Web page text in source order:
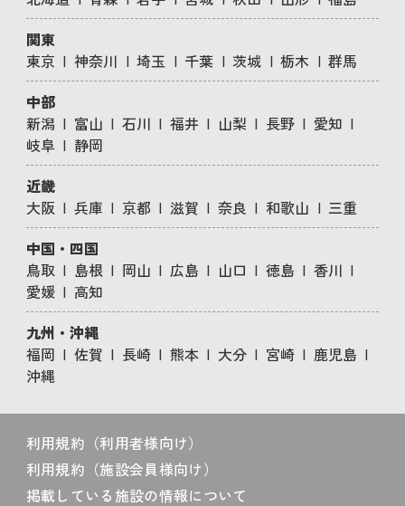
関東
東京
神奈川 埼玉 千葉 茨城 栃木
群馬
中部
新潟
富山 石川 福井 山梨 長野
愛知
岐阜
静岡
近畿
大阪
兵庫 京都 滋賀 奈良 和歌山
三重
中国・四国
鳥取
島根 岡山 広島 山口 徳島
香川
愛媛
高知
九州・沖縄
福岡
佐賀 長崎 熊本 大分 宮崎
鹿児島
沖縄
利用規約（利用者様向け）
利用規約（施設会員様向け）
掲載している施設の情報について